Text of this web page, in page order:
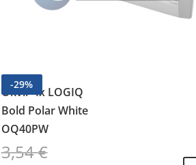
-29%
Okvir 4x LOGIQ
Bold Polar White
OQ40PW
3,54€